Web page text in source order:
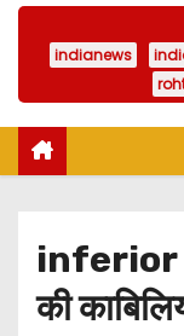
indianews
inferior :
की